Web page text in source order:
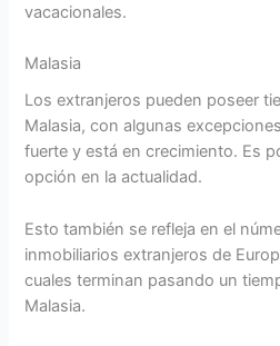
vacacionales.
Malasia
Los extranjeros pueden poseer
Malasia, con algunas
fuerte y está en crecimiento. Es
opción en la actualidad.
Esto también se refleja en el
inmobiliarios extranjeros de
cuales terminan pasando un
Malasia.